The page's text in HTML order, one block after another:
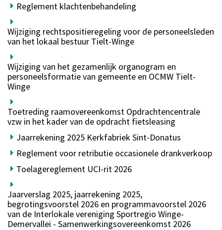
Reglement klachtenbehandeling
Wijziging rechtspositieregeling voor de personeelsleden
van het lokaal bestuur Tielt-Winge
Wijziging van het gezamenlijk organogram en
personeelsformatie van gemeente en OCMW Tielt-
Winge
Toetreding raamovereenkomst Opdrachtencentrale
vzw in het kader van de opdracht fietsleasing
Jaarrekening 2025 Kerkfabriek Sint-Donatus
Reglement voor retributie occasionele drankverkoop
Toelagereglement UCI-rit 2026
Jaarverslag 2025, jaarrekening 2025,
begrotingsvoorstel 2026 en programmavoorstel 2026
van de Interlokale vereniging Sportregio Winge-
Demervallei - Samenwerkingsovereenkomst 2026